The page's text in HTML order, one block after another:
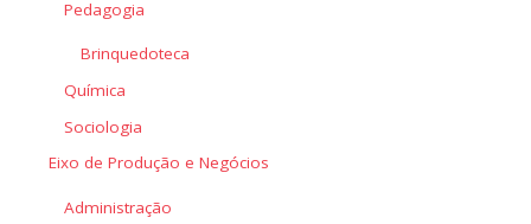
Pedagogia
Brinquedoteca
Química
Sociologia
Eixo de Produção e Negócios
Administração